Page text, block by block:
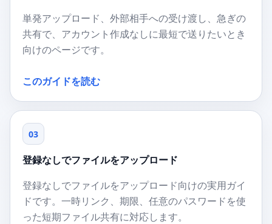
単発アップロード、外部相手への受け渡し、急ぎの
共有で、アカウント作成なしに最短で送りたいとき
向けのページです。
このガイドを読む
03
登録なしでファイルをアップロード
登録なしでファイルをアップロード向けの実用ガイ
ドです。一時リンク、期限、任意のパスワードを使
った短期ファイル共有に対応します。